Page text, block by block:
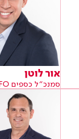
אור לוטן
סמנכ״ל כספים CFO